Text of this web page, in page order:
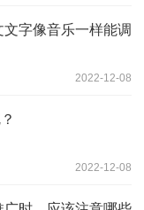
字像音乐一样能调
2022-12-08
2022-12-08